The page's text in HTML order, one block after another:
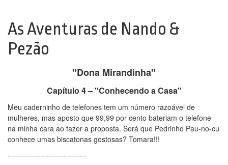
As Aventuras de Nando &
Pezão
"Dona Mirandinha"
Capítulo 4 – "Conhecendo a Casa"
Meu caderninho de telefones tem um número razoável de
mulheres, mas aposto que 99,99 por cento bateriam o telefone
na minha cara ao fazer a proposta. Será que Pedrinho Pau-no-cu
conhece umas biscatonas gostosas? Tomara!!!
-------------------------------